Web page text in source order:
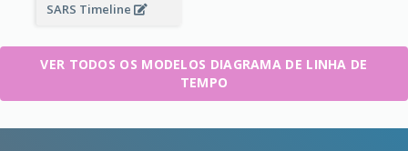
SARS Timeline
VER TODOS OS MODELOS DIAGRAMA DE LINHA DE
TEMPO